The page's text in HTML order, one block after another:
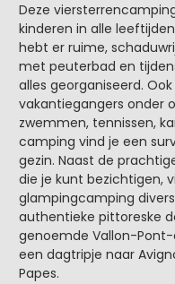
Deze
kinderen in alle
hebt er ruime,
met peuterbad en
alles georganiseerd.
vakantiegangers onder
zwemmen, tennissen,
camping vind je een
gezin. Naast de
die je kunt bezichtigen,
glampingcamping
authentieke pittoreske
genoemde Vallon-Pont-
een dagtripje naar
Papes.